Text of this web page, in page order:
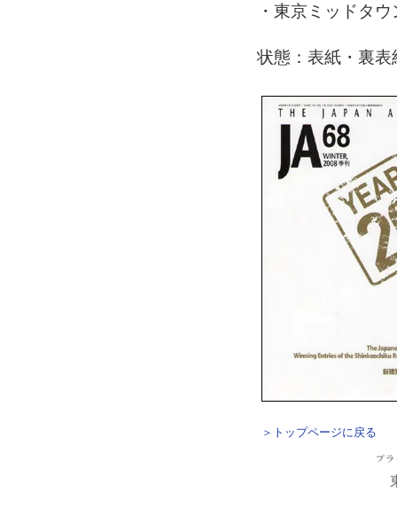
・東京ミッドタウ
状態：表紙・裏
＞トップページに戻る